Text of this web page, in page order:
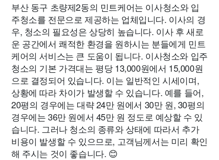
부산 동구 초량제2동의 민트케어는 이사청소와 입
주청소를 전문으로 제공하는 업체입니다. 이사의 경
우, 청소의 필요성은 상당히 높습니다. 이사 후 새로
운 공간에서 쾌적한 환경을 원하시는 분들에게 민트
케어의 서비스는 큰 도움이 됩니다. 이사청소와 입주
청소의 기본 가격대는 평당 13,000원에서 15,000원
으로 결정되어 있습니다. 이는 일반적인 시세이며,
상황에 따라 차이가 발생할 수 있습니다. 예를 들어,
20평의 경우에는 대략 24만 원에서 30만 원, 30평의
경우에는 36만 원에서 45만 원 정도로 예상할 수 있
습니다. 그러나 청소의 종류와 상태에 따라서 추가
비용이 발생할 수 있으므로, 고객님께서는 미리 확인
해 주시는 것이 좋습니다. 😊